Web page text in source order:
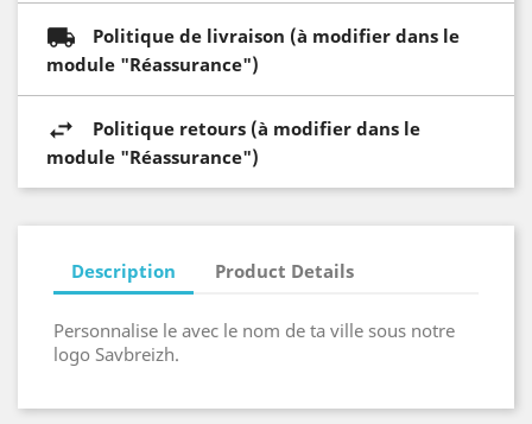
Politique de livraison (à modifier dans le
module "Réassurance")
Politique retours (à modifier dans le
module "Réassurance")
Description Product Details
Personnalise le avec le nom de ta ville sous notre
logo Savbreizh.